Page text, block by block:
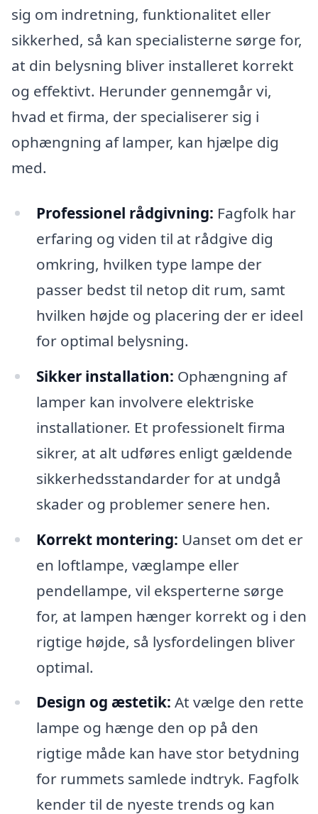
sig om indretning, funktionalitet eller
sikkerhed, så kan specialisterne sørge for,
at din belysning bliver installeret korrekt
og effektivt. Herunder gennemgår vi,
hvad et firma, der specialiserer sig i
ophængning af lamper, kan hjælpe dig
med.
Professionel rådgivning: Fagfolk har
erfaring og viden til at rådgive dig
omkring, hvilken type lampe der
passer bedst til netop dit rum, samt
hvilken højde og placering der er ideel
for optimal belysning.
Sikker installation: Ophængning af
lamper kan involvere elektriske
installationer. Et professionelt firma
sikrer, at alt udføres enligt gældende
sikkerhedsstandarder for at undgå
skader og problemer senere hen.
Korrekt montering: Uanset om det er
en loftlampe, væglampe eller
pendellampe, vil eksperterne sørge
for, at lampen hænger korrekt og i den
rigtige højde, så lysfordelingen bliver
optimal.
Design og æstetik: At vælge den rette
lampe og hænge den op på den
rigtige måde kan have stor betydning
for rummets samlede indtryk. Fagfolk
kender til de nyeste trends og kan